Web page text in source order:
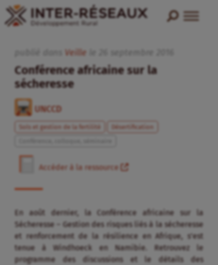
Veille
Conférence africaine sur la
sécheresse
UNCCD
Sols et gestion de la fertilité
Désertification
Accéder à la ressource
En août dernier, la Conférence africaine sur la
Sécheresse – Gestion des risques liés à la sécheresse
et renforcement de la résilience en Afrique, s’est
tenue à Windhoeck en Namibie. Retrouvez le
programme des discussions et le détails des